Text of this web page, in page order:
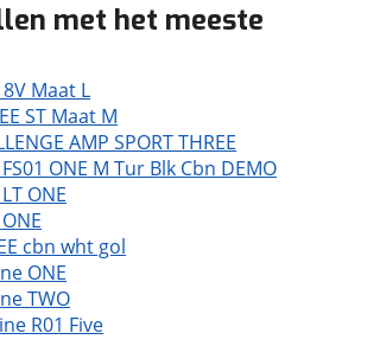
met het meeste
Maat L
ST Maat M
AMP SPORT THREE
ONE M Tur Blk Cbn DEMO
ONE
cbn wht gol
ONE
TWO
R01 Five